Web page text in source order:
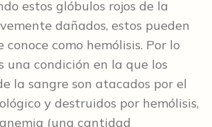
estos glóbulos rojos de la
dañados, estos pueden
conoce como hemólisis. Por lo
una condición en la que los
la sangre son atacados por el
y destruidos por hemólisis,
(una cantidad